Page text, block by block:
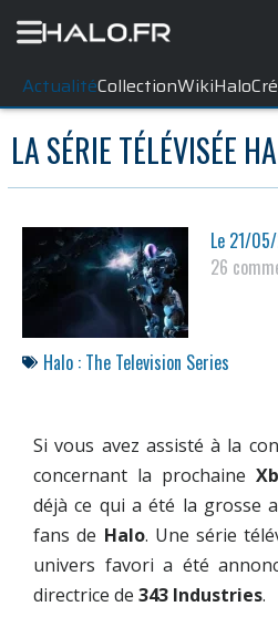
ActualitéCollectionWikiHalo
LA SÉRIE TÉLÉVISÉE
Le 21/
26
Halo : The Television Series
Si vous avez assisté à la
concernant la prochaine
déjà ce qui a été la grosse
fans de Halo. Une série
univers favori a été
directrice de 343 Industries.